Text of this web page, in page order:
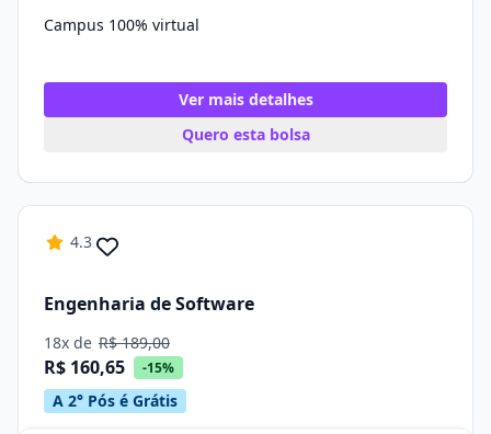
Campus 100% virtual
Ver mais detalhes
Quero esta bolsa
4.3
Engenharia de Software
18x de R$ 189,00
R$ 160,65 -15%
A 2° Pós é Grátis